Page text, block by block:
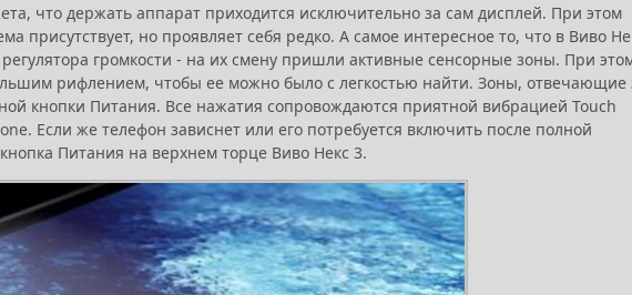
что держать аппарат приходится исключительно за сам дисплей. При этом
присутствует, но проявляет себя редко. А самое интересное то, что в Виво
громкости - на их смену пришли активные сенсорные зоны. При
рифлением, чтобы ее можно было с легкостью найти. Зоны, отвечающие
кнопки Питания. Все нажатия сопровождаются приятной вибрацией Touch
Если же телефон зависнет или его потребуется включить после полной
Питания на верхнем торце Виво Некс 3.